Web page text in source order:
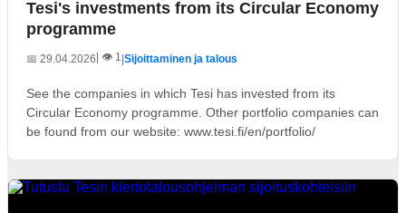
Tesi's investments from its Circular Economy
programme
📅 29.04.2026 | 👁️ 1|Sijoittaminen ja talous
See the companies in which Tesi has invested from its
Circular Economy programme. Other portfolio companies can
be found from our website: www.tesi.fi/en/portfolio/